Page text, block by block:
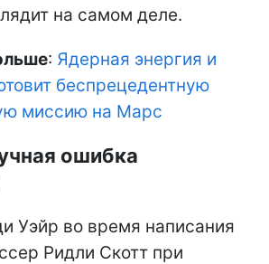
на самом деле.
: Ядерная энергия и
беспрецедентную
миссию на Марс
ошибка
Уэйр во время написания
Ридли Скотт при